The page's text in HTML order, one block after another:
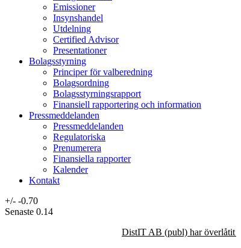
Emissioner
Insynshandel
Utdelning
Certified Advisor
Presentationer
Bolagsstyrning
Principer för valberedning
Bolagsordning
Bolagsstyrningsrapport
Finansiell rapportering och information
Pressmeddelanden
Pressmeddelanden
Regulatoriska
Prenumerera
Finansiella rapporter
Kalender
Kontakt
+/- -0.70
Senaste 0.14
DistIT AB (publ) har överlåtit